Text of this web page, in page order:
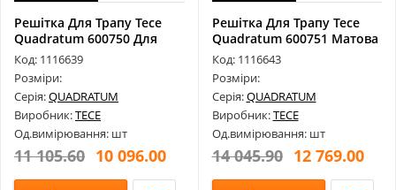
Решітка Для Трапу Tece
Quadratum 600750 Для
Каналу 7...
Код: 1116639
Розміри:
Серія:QUADRATUM
Виробник:TECE
Од.вимірювання: шт
11 105.60 10 096.00
Решітка Для Трапу Tece
Quadratum 600751 Матова
Для К...
Код: 1116643
Розміри:
Серія:QUADRATUM
Виробник:TECE
Од.вимірювання: шт
14 045.90 12 769.00